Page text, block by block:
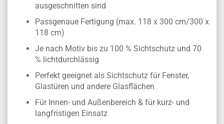
ausgeschnitten sind
Passgenaue Fertigung (max. 118 x 300 cm/300 x
118 cm)
Je nach Motiv bis zu 100 % Sichtschutz und 70
% lichtdurchlässig
Perfekt geeignet als Sichtschutz für Fenster,
Glastüren und andere Glasflächen
Für Innen- und Außenbereich & für kurz- und
langfristigen Einsatz